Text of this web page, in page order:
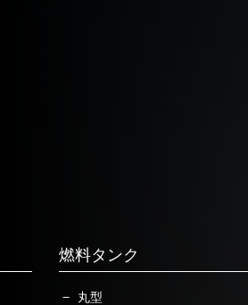
燃料タンク
丸型